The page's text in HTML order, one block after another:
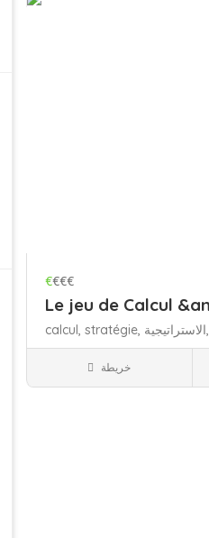
€€€€
Le jeu de Calcul
calcul, stratégie, الاستراتيجية,
ألعاب تعليميةخريطة